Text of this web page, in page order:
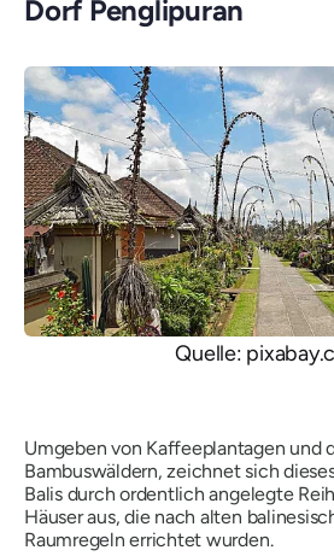
Dorf Penglipuran
Quelle:
Umgeben von Kaffeeplantagen und
Bambuswäldern, zeichnet sich
Balis durch ordentlich angelegte
Häuser aus, die nach alten
Raumregeln errichtet wurden.